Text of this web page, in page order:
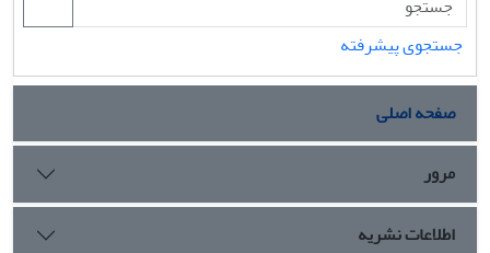
جستجوی پیشرفته
صفحه اصلی
مرور
اطلاعات نشریه